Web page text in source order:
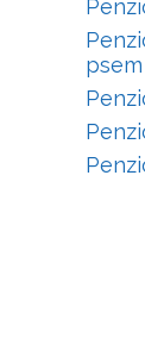
psem